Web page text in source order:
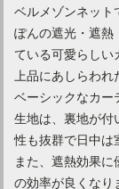
ベルメゾンネット
ぽんの遮光・遮
ている可愛らしい
上品にあしらわれ
ベーシックなカー
生地は、裏地が
性も抜群で日中は
また、遮熱効果
の効率が良くなり